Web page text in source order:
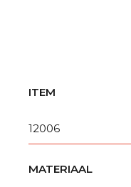
ITEM
12006
MATERIAAL